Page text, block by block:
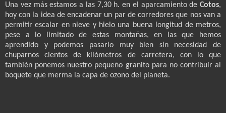
Una vez más estamos a las 7,30 h. en el aparcamiento de Cotos,
hoy con la idea de encadenar un par de corredores que nos van a
permitir escalar en nieve y hielo una buena longitud de metros,
pese a lo limitado de estas montañas, en las que hemos
aprendido y podemos pasarlo muy bien sin necesidad de
chuparnos cientos de kilómetros de carretera, con lo que
también ponemos nuestro pequeño granito para no contribuir al
boquete que merma la capa de ozono del planeta.